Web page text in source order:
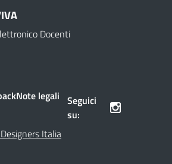
Docenti
Note legali Seguici
su:
Italia